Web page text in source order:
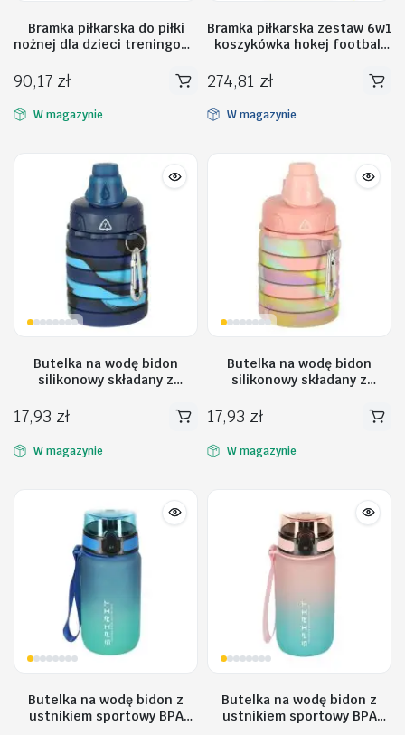
Bramka piłkarska do piłki
nożnej dla dzieci treningowa
90,17 zł
W magazynie
Bramka piłkarska zestaw 6w1
koszykówka hokej football
274,81 zł
W magazynie
Butelka na wodę bidon
silikonowy składany z
17,93 zł
W magazynie
Butelka na wodę bidon
silikonowy składany z
17,93 zł
W magazynie
Butelka na wodę bidon z
ustnikiem sportowy BPA
Butelka na wodę bidon z
ustnikiem sportowy BPA